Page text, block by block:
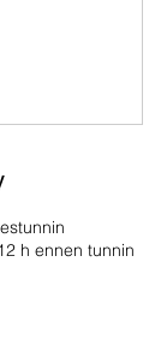
h ennen tunnin